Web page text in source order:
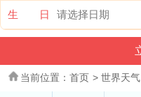
生 日
当前位置： 首页 > 世界天气